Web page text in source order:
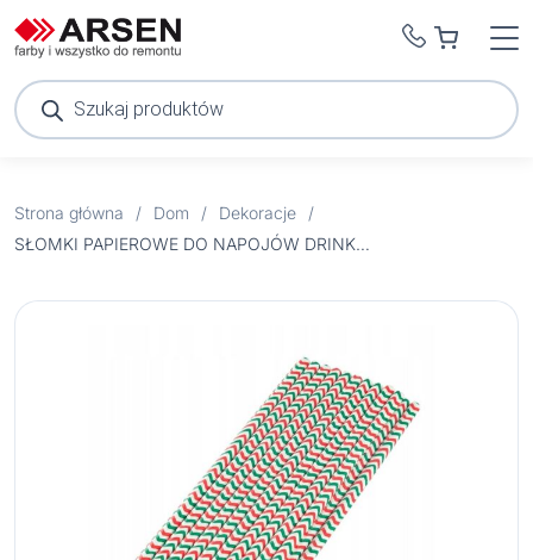
Wyszukiwarka
produktów
Strona główna / Dom / Dekoracje
/
SŁOMKI PAPIEROWE DO NAPOJÓW DRINKÓW ŚWIĄTECZNE 25 SZT ŚWIĘTA